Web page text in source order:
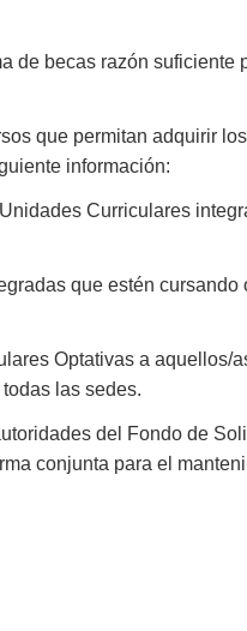
becas razón suficiente
que permitan adquirir
información:
Curriculares
que estén
Optativas a aquellos/
las sedes.
del Fondo de
conjunta para el